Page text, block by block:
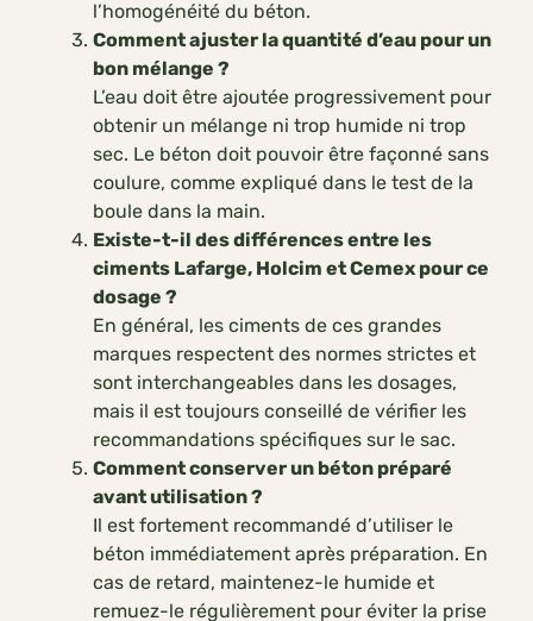
l’homogénéité du béton.
Comment ajuster la quantité d’eau pour un
bon mélange ?
L’eau doit être ajoutée progressivement pour
obtenir un mélange ni trop humide ni trop
sec. Le béton doit pouvoir être façonné sans
coulure, comme expliqué dans le test de la
boule dans la main.
Existe-t-il des différences entre les
ciments Lafarge, Holcim et Cemex pour ce
dosage ?
En général, les ciments de ces grandes
marques respectent des normes strictes et
sont interchangeables dans les dosages,
mais il est toujours conseillé de vérifier les
recommandations spécifiques sur le sac.
Comment conserver un béton préparé
avant utilisation ?
Il est fortement recommandé d’utiliser le
béton immédiatement après préparation. En
cas de retard, maintenez-le humide et
remuez-le régulièrement pour éviter la prise